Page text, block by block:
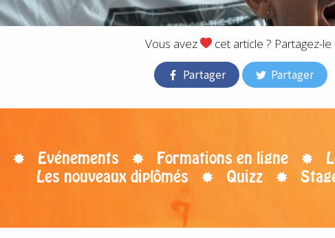
Vous avez cet article ? Partagez-le !
Partager Partager
Evénements Formations en ligne
Les nouveaux diplômés
Quizz